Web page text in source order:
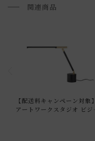
通常配送の場合、お品物
関連商品
【配送料キャンペーン対象】
アートワークスタジオ ビジ